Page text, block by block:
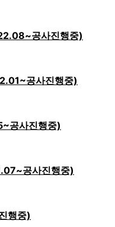
공사진행중)
공사진행중)
공사진행중)
공사진행중)
행중)